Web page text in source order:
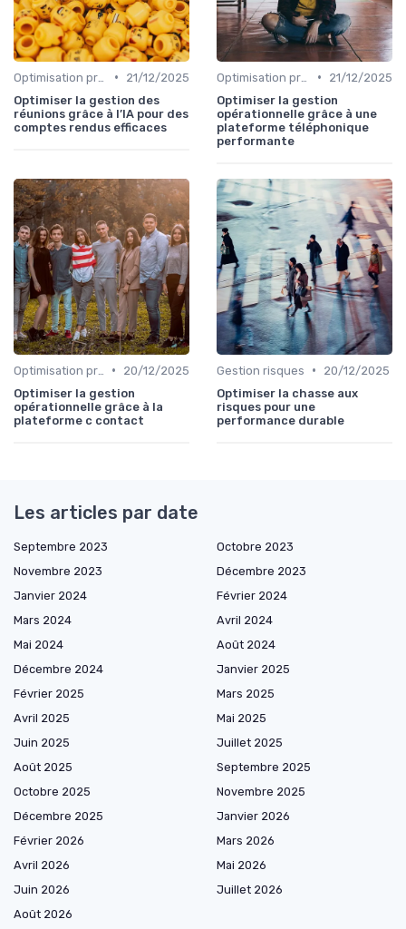
•
21/12/2025
Optimiser la gestion des
réunions grâce à l’IA pour des
comptes rendus efficaces
•
21/12/2025
Optimiser la gestion
opérationnelle grâce à une
plateforme téléphonique
performante
•
20/12/2025
Optimiser la gestion
opérationnelle grâce à la
plateforme c contact
Gestion risques •
20/12/2025
Optimiser la chasse aux
risques pour une
performance durable
Les articles par date
Septembre 2023
Octobre 2023
Novembre 2023
Décembre 2023
Janvier 2024
Février 2024
Mars 2024
Avril 2024
Mai 2024
Août 2024
Décembre 2024
Janvier 2025
Février 2025
Mars 2025
Avril 2025
Mai 2025
Juin 2025
Juillet 2025
Août 2025
Septembre 2025
Octobre 2025
Novembre 2025
Décembre 2025
Janvier 2026
Février 2026
Mars 2026
Avril 2026
Mai 2026
Juin 2026
Juillet 2026
Août 2026